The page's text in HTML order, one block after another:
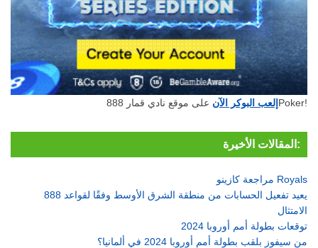
إلعب البوكر الآنعلى موقع نادي قمار 888Poker!
المقالات الأخيرة:
مراجعة كازينو Royals
888 يعيد تفعيل الحسابات من منطقة الشرق الأوسط وفقًا لقواعد
الامتثال
توقعات بطولة أمم أوروبا 2024
من سيفوز بلقب بطولة أمم أوروبا 2024 في ألمانيا؟